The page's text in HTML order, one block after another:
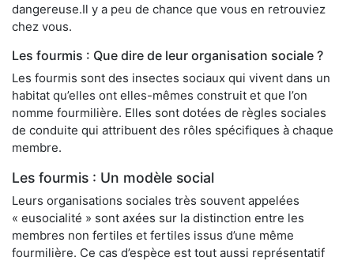
dangereuse.Il y a peu de chance que vous en retrouviez
chez vous.
Les fourmis : Que dire de leur organisation sociale ?
Les fourmis sont des insectes sociaux qui vivent dans un
habitat qu’elles ont elles-mêmes construit et que l’on
nomme fourmilière. Elles sont dotées de règles sociales
de conduite qui attribuent des rôles spécifiques à chaque
membre.
Les fourmis : Un modèle social
Leurs organisations sociales très souvent appelées
« eusocialité » sont axées sur la distinction entre les
membres non fertiles et fertiles issus d’une même
fourmilière. Ce cas d’espèce est tout aussi représentatif